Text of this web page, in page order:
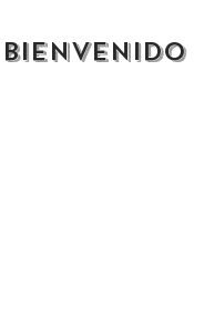
BIENVENIDO